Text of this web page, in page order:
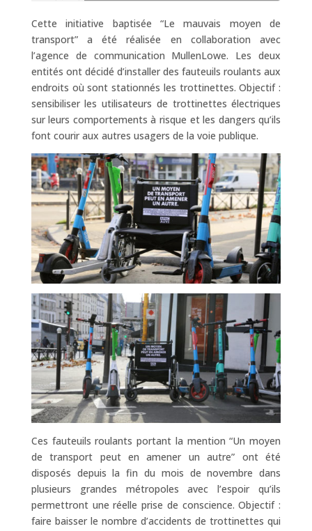
Cette initiative baptisée “Le mauvais moyen de
transport” a été réalisée en collaboration avec
l’agence de communication MullenLowe. Les deux
entités ont décidé d’installer des fauteuils roulants aux
endroits où sont stationnés les trottinettes. Objectif :
sensibiliser les utilisateurs de trottinettes électriques
sur leurs comportements à risque et les dangers qu’ils
font courir aux autres usagers de la voie publique.
Ces fauteuils roulants portant la mention “Un moyen
de transport peut en amener un autre” ont été
disposés depuis la fin du mois de novembre dans
plusieurs grandes métropoles avec l’espoir qu’ils
permettront une réelle prise de conscience. Objectif :
faire baisser le nombre d’accidents de trottinettes qui